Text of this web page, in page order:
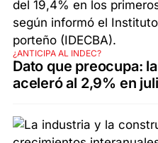
¿ANTICIPA AL INDEC?
Dato que preocupa:
aceleró al 2,9% en